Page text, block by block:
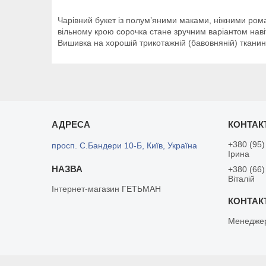
Чарівний букет із полум’яними маками, ніжними
вільному крою сорочка стане зручним варіантом
Вишивка на хорошій трикотажній (бавовняній)
просп. С.Бандери 10-Б, Київ, Україна
Інтернет-магазин ГЕТЬМАН
+380
Ірина
+380
Віталій